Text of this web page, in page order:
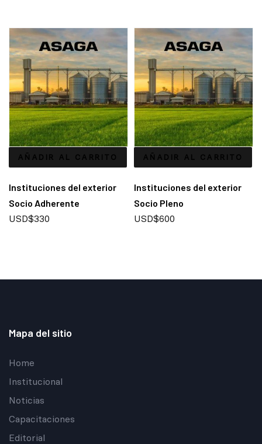
AÑADIR AL CARRITO
Instituciones del exterior
Socio Adherente
USD$330
AÑADIR AL CARRITO
Instituciones del exterior
Socio Pleno
USD$600
Mapa del sitio
Home
Institucional
Noticias
Capacitaciones
Editorial